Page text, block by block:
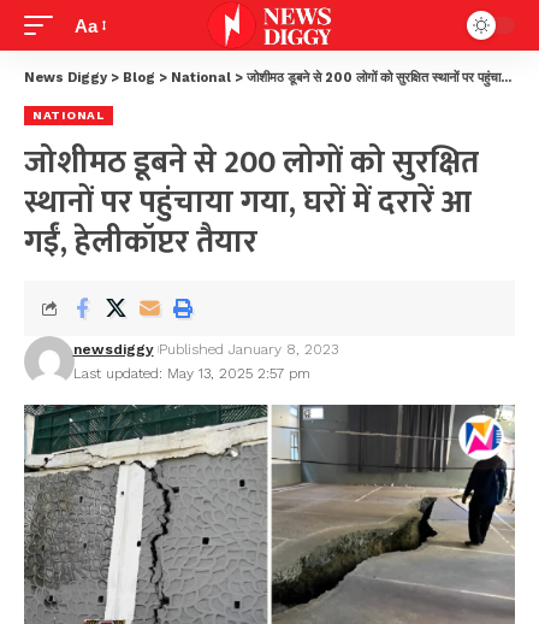
Aa
News Diggy > Blog > National > जोशीमठ डूबने से 200 लोगों को सुरक्षित स्थानों पर पहुंचाया गया, घरों में दरारें आ गईं, हेलीकॉप्टर तैयार
NATIONAL
जोशीमठ डूबने से 200 लोगों को सुरक्षित
स्थानों पर पहुंचाया गया, घरों में दरारें आ
गईं, हेलीकॉप्टर तैयार
Last updated: May 13, 2025 2:57 pm
newsdiggy Published January 8, 2023